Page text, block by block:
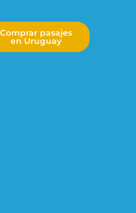
Comprar pasajes
en Uruguay